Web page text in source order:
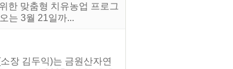
한 맞춤형 치유농업 프로그
는 3월 21일까...
장 김두익)는 금원산자연